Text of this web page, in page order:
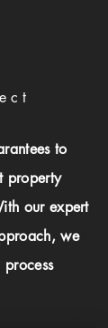
to
property
our expert
we